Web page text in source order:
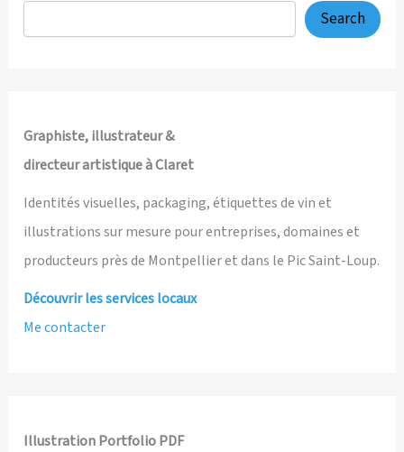
und
Search
Graphiste, illustrateur &
directeur artistique à Claret
Identités visuelles, packaging, étiquettes de vin et
illustrations sur mesure pour entreprises, domaines et
producteurs près de Montpellier et dans le Pic Saint-Loup.
Découvrir les services locaux
Me contacter
Illustration Portfolio PDF